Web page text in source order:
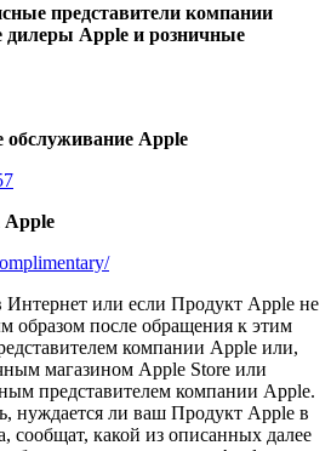
представители компании
дилеры Apple и розничные
обслуживание Apple
Apple
Интернет или если Продукт Apple не
образом после обращения к этим
компании Apple или,
магазином Apple Store или
представителем компании Apple.
нуждается ли ваш Продукт Apple в
сообщат, какой из описанных далее